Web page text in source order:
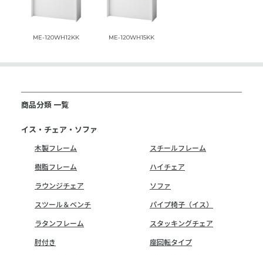
ME-120WH12KK ME-120WH15KK
商品分類 一覧
イス・チェア・ソファ
木製フレーム
スチールフレーム
樹脂フレーム
ハイチェア
ラウンジチェア
ソファ
スツール＆ベンチ
パイプ椅子（イス）
ラタンフレーム
スタッキングチェア
肘付き
座回転タイプ